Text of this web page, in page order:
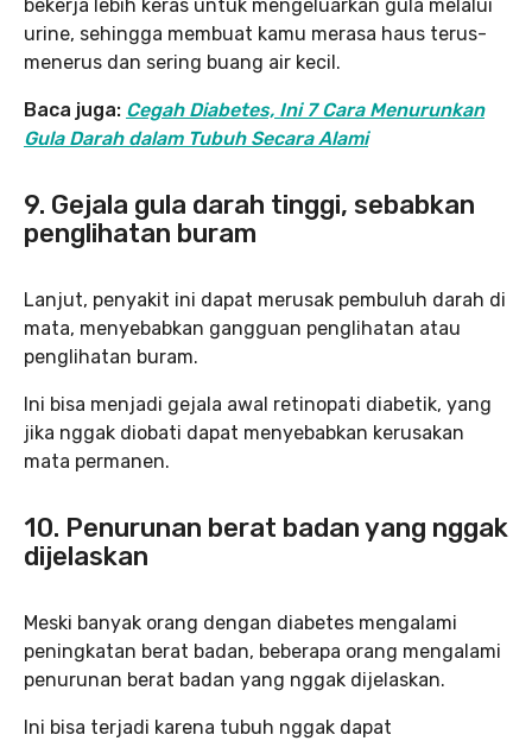
bekerja lebih keras untuk mengeluarkan gula melalui
urine, sehingga membuat kamu merasa haus terus-
menerus dan sering buang air kecil.
Baca juga: Cegah Diabetes, Ini 7 Cara Menurunkan
Gula Darah dalam Tubuh Secara Alami
9. Gejala gula darah tinggi, sebabkan
penglihatan buram
Lanjut, penyakit ini dapat merusak pembuluh darah di
mata, menyebabkan gangguan penglihatan atau
penglihatan buram.
Ini bisa menjadi gejala awal retinopati diabetik, yang
jika nggak diobati dapat menyebabkan kerusakan
mata permanen.
10. Penurunan berat badan yang nggak
dijelaskan
Meski banyak orang dengan diabetes mengalami
peningkatan berat badan, beberapa orang mengalami
penurunan berat badan yang nggak dijelaskan.
Ini bisa terjadi karena tubuh nggak dapat